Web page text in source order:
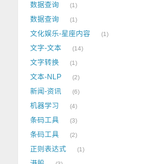
数据查询 1
数据查询 1
文化娱乐-星座内容 1
文字-文本 14
文字转换 1
文本-NLP 2
新闻-资讯 6
机器学习 4
条码工具 3
条码工具 2
正则表达式 1